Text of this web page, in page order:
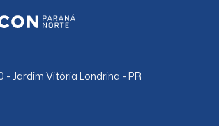
- Jardim Vitória Londrina - PR